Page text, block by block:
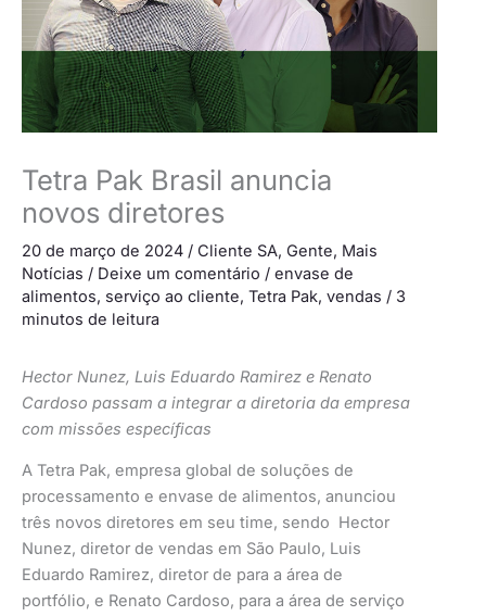
Tetra Pak Brasil anuncia
novos diretores
20 de março de 2024 / Cliente SA, Gente, Mais
Notícias / Deixe um comentário / envase de
alimentos, serviço ao cliente, Tetra Pak, vendas / 3
minutos de leitura
Hector Nunez, Luis Eduardo Ramirez e Renato
Cardoso passam a integrar a diretoria da empresa
com missões específicas
A Tetra Pak, empresa global de soluções de
processamento e envase de alimentos, anunciou
três novos diretores em seu time, sendo Hector
Nunez, diretor de vendas em São Paulo, Luis
Eduardo Ramirez, diretor de para a área de
portfólio, e Renato Cardoso, para a área de serviço